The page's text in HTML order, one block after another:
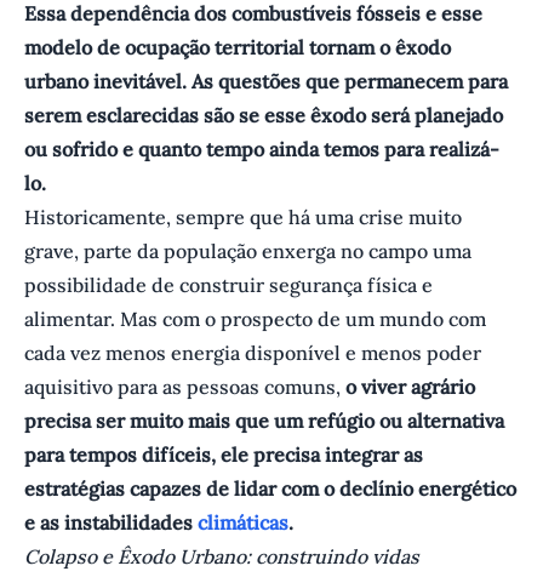
Essa dependência dos combustíveis fósseis e esse
modelo de ocupação territorial tornam o êxodo
urbano inevitável. As questões que permanecem para
serem esclarecidas são se esse êxodo será planejado
ou sofrido e quanto tempo ainda temos para realizá-
lo.
Historicamente, sempre que há uma crise muito
grave, parte da população enxerga no campo uma
possibilidade de construir segurança física e
alimentar. Mas com o prospecto de um mundo com
cada vez menos energia disponível e menos poder
aquisitivo para as pessoas comuns, o viver agrário
precisa ser muito mais que um refúgio ou alternativa
para tempos difíceis, ele precisa integrar as
estratégias capazes de lidar com o declínio energético
e as instabilidades climáticas.
Colapso e Êxodo Urbano: construindo vidas